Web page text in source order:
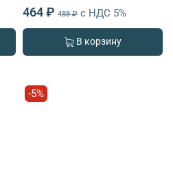
464 ₽ 488 ₽ с НДС 5%
В корзину
-5%